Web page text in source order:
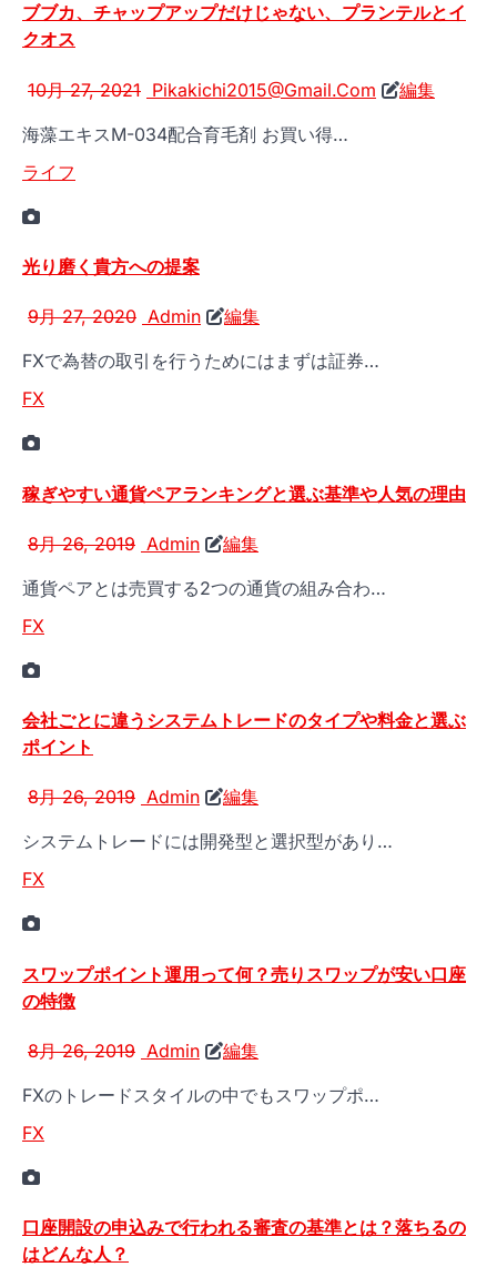
ブブカ、チャップアップだけじゃない、プランテルとイ
クオス
10月 27, 2021 Pikakichi2015@Gmail.Com
編集
海藻エキスM-034配合育毛剤 お買い得…
ライフ
光り磨く貴方への提案
9月 27, 2020 Admin
編集
FXで為替の取引を行うためにはまずは証券…
FX
稼ぎやすい通貨ペアランキングと選ぶ基準や人気の理由
8月 26, 2019 Admin
編集
通貨ペアとは売買する2つの通貨の組み合わ…
FX
会社ごとに違うシステムトレードのタイプや料金と選ぶ
ポイント
8月 26, 2019 Admin
編集
システムトレードには開発型と選択型があり…
FX
スワップポイント運用って何？売りスワップが安い口座
の特徴
8月 26, 2019 Admin
編集
FXのトレードスタイルの中でもスワップポ…
FX
口座開設の申込みで行われる審査の基準とは？落ちるの
はどんな人？